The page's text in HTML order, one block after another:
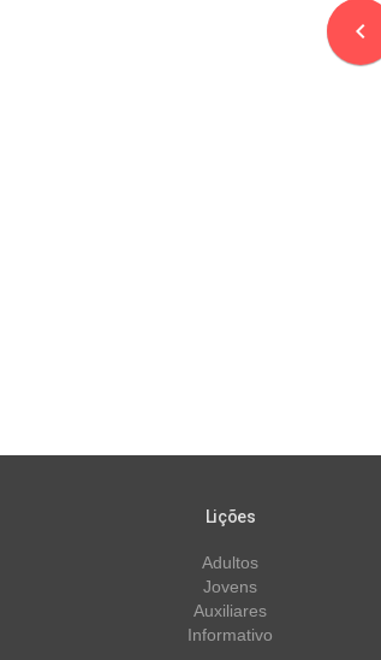
navigate_before
Lições
Adultos
Jovens
Auxiliares
Informativo